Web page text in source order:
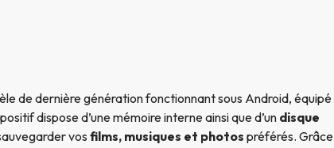
de dernière génération fonctionnant sous Android, équipé
dispose d’une mémoire interne ainsi que d’un disque
vos films, musiques et photos préférés. Grâce